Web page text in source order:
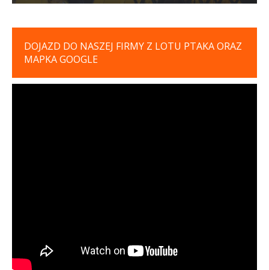
DOJAZD DO NASZEJ FIRMY Z LOTU PTAKA ORAZ
MAPKA GOOGLE